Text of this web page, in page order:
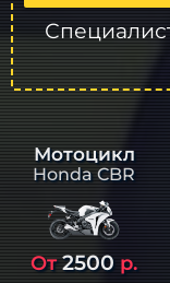
Мотоцикл
Honda CBR
От2500 р.